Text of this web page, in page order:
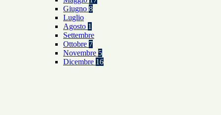
Giugno 8
Luglio
Agosto 1
Settembre
Ottobre 7
Novembre 5
Dicembre 16